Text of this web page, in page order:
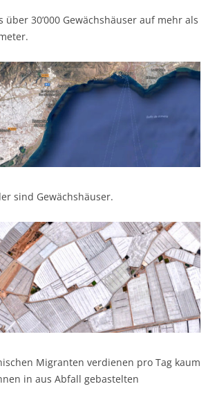
über 30’000 Gewächshäuser auf mehr als
sind Gewächshäuser.
Migranten verdienen pro Tag kaum
in aus Abfall gebastelten